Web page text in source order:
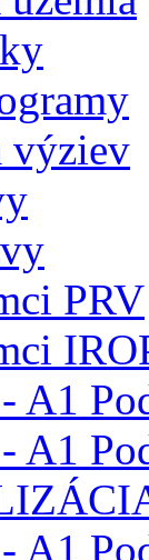
výziev
PRV
A1
A1
A1